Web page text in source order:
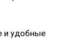
и удобные